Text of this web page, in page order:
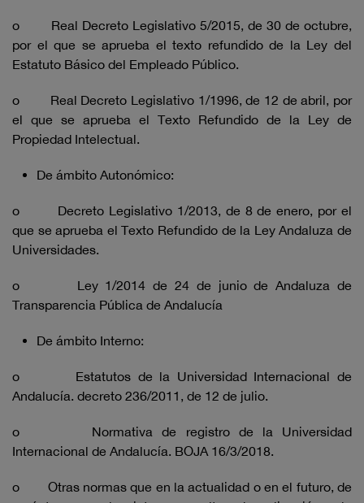
o Real Decreto Legislativo 5/2015, de 30 de octubre,
por el que se aprueba el texto refundido de la Ley del
Estatuto Básico del Empleado Público.
o Real Decreto Legislativo 1/1996, de 12 de abril, por
el que se aprueba el Texto Refundido de la Ley de
Propiedad Intelectual.
De ámbito Autonómico:
o Decreto Legislativo 1/2013, de 8 de enero, por el
que se aprueba el Texto Refundido de la Ley Andaluza de
Universidades.
o Ley 1/2014 de 24 de junio de Andaluza de
Transparencia Pública de Andalucía
De ámbito Interno:
o Estatutos de la Universidad Internacional de
Andalucía. decreto 236/2011, de 12 de julio.
o Normativa de registro de la Universidad
Internacional de Andalucía. BOJA 16/3/2018.
o Otras normas que en la actualidad o en el futuro, de